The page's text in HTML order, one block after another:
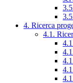
4. Ricerca
4.1.